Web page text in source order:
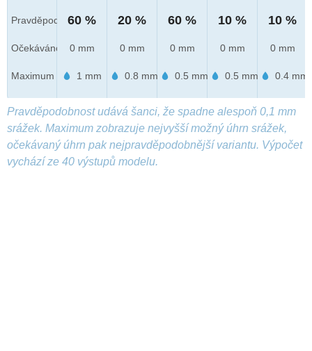
Pravděpod.
Očekáváno
Maximum
60 %
0 mm
1 mm
20 %
0 mm
0.8 mm
60 %
0 mm
0.5 mm
10 %
0 mm
0.5 mm
10 %
0 mm
0.4 mm
Pravděpodobnost udává šanci, že spadne alespoň 0,1 mm
srážek. Maximum zobrazuje nejvyšší možný úhrn srážek,
očekávaný úhrn pak nejpravděpodobnější variantu. Výpočet
vychází ze 40 výstupů modelu.